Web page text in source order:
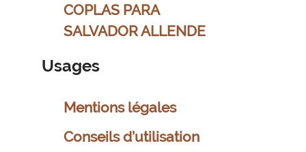
COPLAS PARA
SALVADOR ALLENDE
Usages
Mentions légales
Conseils d’utilisation